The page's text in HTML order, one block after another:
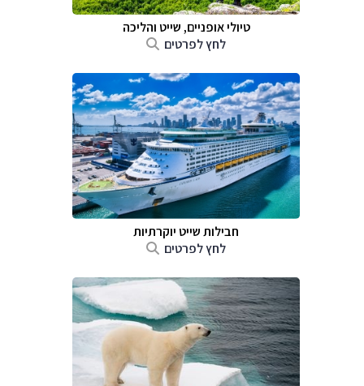
טיולי אופניים, שייט והליכה
לחץ לפרטים
חבילות שייט יוקרתיות
לחץ לפרטים